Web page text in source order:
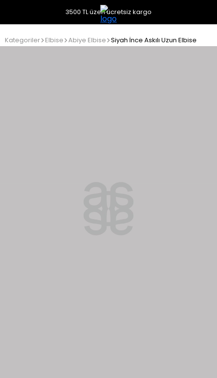
3500 TL üzeri ücretsiz kargo
Kategoriler Elbise Abiye Elbise Siyah İnce Askılı Uzun Elbise